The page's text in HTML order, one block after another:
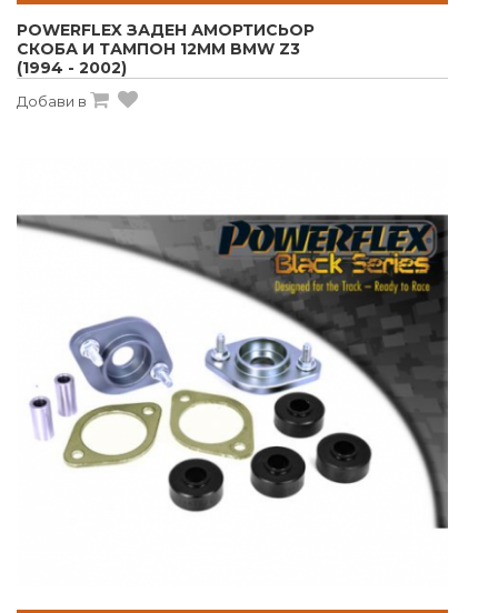
POWERFLEX ЗАДЕН АМОРТИСЬОР
СКОБА И ТАМПОН 12MM BMW Z3
(1994 - 2002)
Добави в